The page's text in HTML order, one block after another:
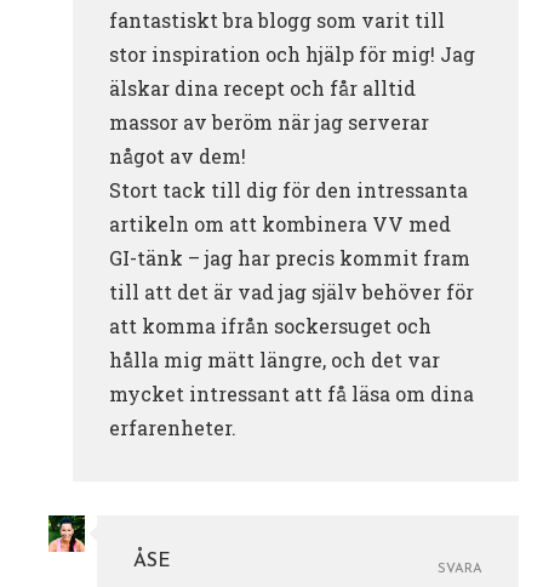
fantastiskt bra blogg som varit till
stor inspiration och hjälp för mig! Jag
älskar dina recept och får alltid
massor av beröm när jag serverar
något av dem!
Stort tack till dig för den intressanta
artikeln om att kombinera VV med
GI-tänk – jag har precis kommit fram
till att det är vad jag själv behöver för
att komma ifrån sockersuget och
hålla mig mätt längre, och det var
mycket intressant att få läsa om dina
erfarenheter.
ÅSE
SVARA